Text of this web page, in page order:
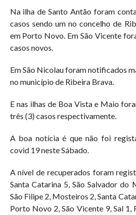
Na ilha de Santo Antão foram
casos sendo um no concelho de
em Porto Novo. Em São Vicente
casos novos.
Em São Nicolau foram notificados
no município de Ribeira Brava.
E nas ilhas de Boa Vista e Maio
três (3) casos respectivamente.
A boa notícia é que não foi
covid 19 neste Sábado.
A nível de recuperados foram
Santa Catarina 5, São Salvador do
São Filipe 2, Mosteiros 2, Santa
Porto Novo 2, São Vicente 9, Sal